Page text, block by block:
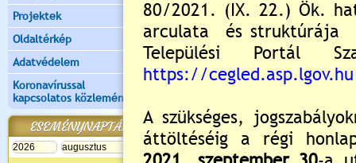
Projektek
Oldaltérkép
Adatvédelem
Koronavírussal
kapcsolatos közlemények
ESEMÉNYNAPTÁR
Kérjük, a levél tárgyába
fotópályázat",
Gyermekenként csak egy
A beérkezett fotókat
"Kossuth Művelődési
Szavazni 2023. május 19.